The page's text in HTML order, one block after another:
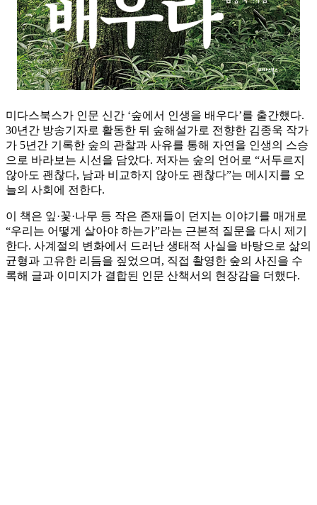
미다스북스가 인문 신간 ‘숲에서 인생을 배우다’를 출간했다.
30년간 방송기자로 활동한 뒤 숲해설가로 전향한 김종욱 작가
가 5년간 기록한 숲의 관찰과 사유를 통해 자연을 인생의 스승
으로 바라보는 시선을 담았다. 저자는 숲의 언어로 “서두르지
않아도 괜찮다, 남과 비교하지 않아도 괜찮다”는 메시지를 오
늘의 사회에 전한다.
이 책은 잎·꽃·나무 등 작은 존재들이 던지는 이야기를 매개로
“우리는 어떻게 살아야 하는가”라는 근본적 질문을 다시 제기
한다. 사계절의 변화에서 드러난 생태적 사실을 바탕으로 삶의
균형과 고유한 리듬을 짚었으며, 직접 촬영한 숲의 사진을 수
록해 글과 이미지가 결합된 인문 산책서의 현장감을 더했다.